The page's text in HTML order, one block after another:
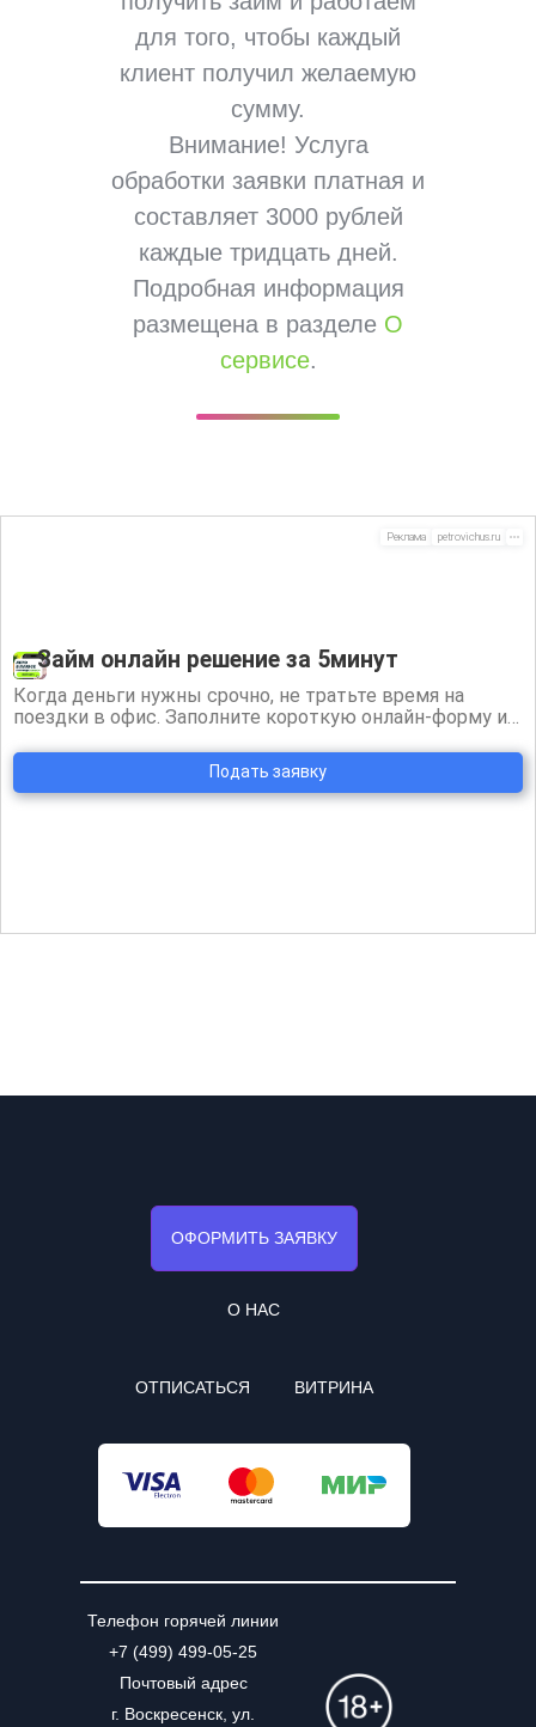
для того, чтобы каждый
клиент получил желаемую
сумму.
Внимание! Услуга
обработки заявки платная и
составляет 3000 рублей
каждые тридцать дней.
Подробная информация
размещена в разделе О
сервисе.
ОФОРМИТЬ ЗАЯВКУ
О НАС
ОТПИСАТЬСЯ ВИТРИНА
Телефон горячей линии
+7 (499) 499-05-25
Почтовый адрес
г. Воскресенск, ул.